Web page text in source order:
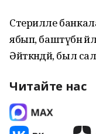
Стерилле
ябып, баштүбән
Әйткәндәй, был
Читайте нас